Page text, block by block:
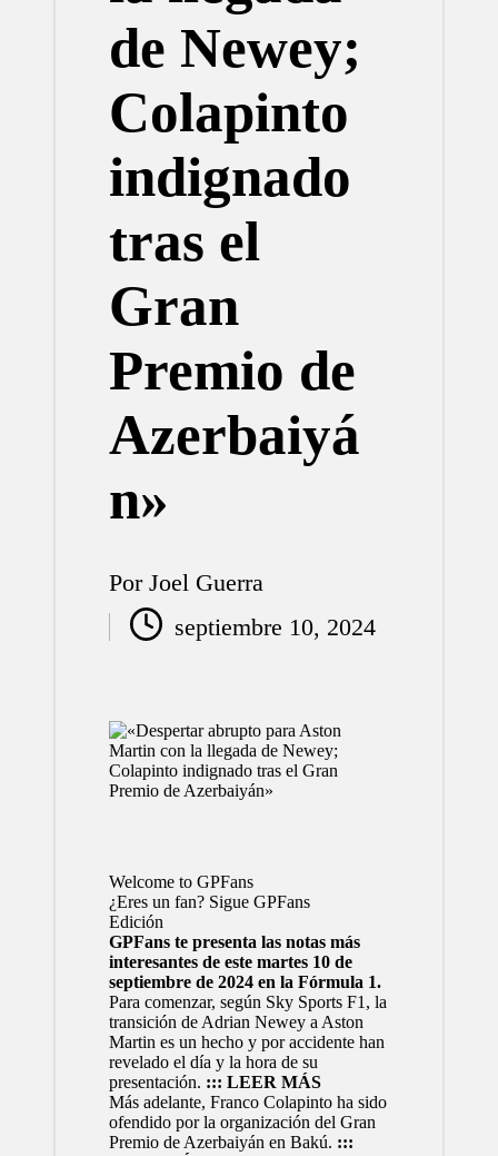
de Newey;
Colapinto
indignado
tras el
Gran
Premio de
Azerbaiyá
n»
Publicado
por
Por Joel Guerra
septiembre 10, 2024
Welcome to GPFans
¿Eres un fan? Sigue GPFans
Edición
GPFans te presenta las notas más
interesantes de este martes 10 de
septiembre de 2024 en la Fórmula 1.
Para comenzar, según Sky Sports F1, la
transición de Adrian Newey a Aston
Martin es un hecho y por accidente han
revelado el día y la hora de su
presentación. ::: LEER MÁS
Más adelante, Franco Colapinto ha sido
ofendido por la organización del Gran
Premio de Azerbaiyán en Bakú. :::